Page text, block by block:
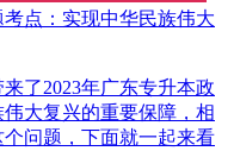
点：实现中华民族伟大
了2023年广东专升本政
大复兴的重要保障，相
问题，下面就一起来看